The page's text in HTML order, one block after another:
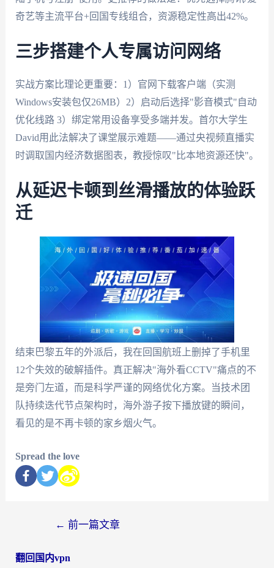
奇艺等主流平台+回国专线组合，资源稳定性高出42%。
三步搭建个人专属访问网络
实战方案比理论更重要：1）官网下载客户端（实测
Windows安装包仅26MB）2）启动后选择"影音模式"自动
优化线路 3）绑定常用设备享受多端并发。首尔大学生
David用此法解决了课堂展示难题——通过央视频直播实
时调取国内经济数据图表，教授惊叹"比本地资源还快"。
从延迟卡顿到丝滑播放的体验跃
迁
结束巴黎五年的外派后，我在回国航班上删掉了手机里
12个失效的破解插件。真正解决"海外看CCTV"痛点的不
是旁门左道，而是科学严谨的网络优化方案。当技术团
队持续迭代节点架构时，海外游子按下播放键的瞬间，
看见的是不再卡顿的家乡烟火气。
Spread the love
← 前一篇文章
翻回国内vpn